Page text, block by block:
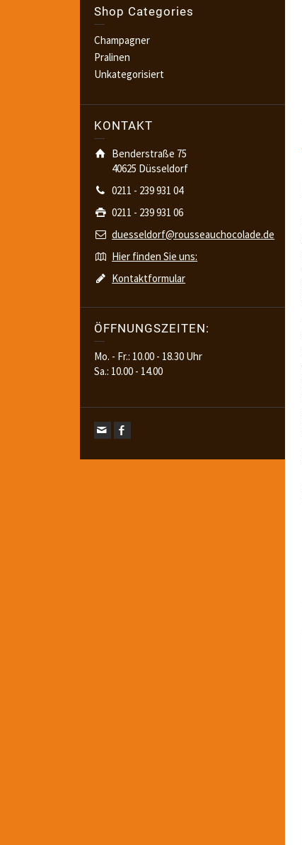
Shop Categories
Champagner
Pralinen
Unkategorisiert
KONTAKT
Benderstraße 75
40625 Düsseldorf
0211 - 239 931 04
0211 - 239 931 06
duesseldorf@rousseauchocolade.de
Hier finden Sie uns:
Kontaktformular
ÖFFNUNGSZEITEN:
Mo. - Fr.: 10.00 - 18.30 Uhr
Sa.: 10.00 - 14.00